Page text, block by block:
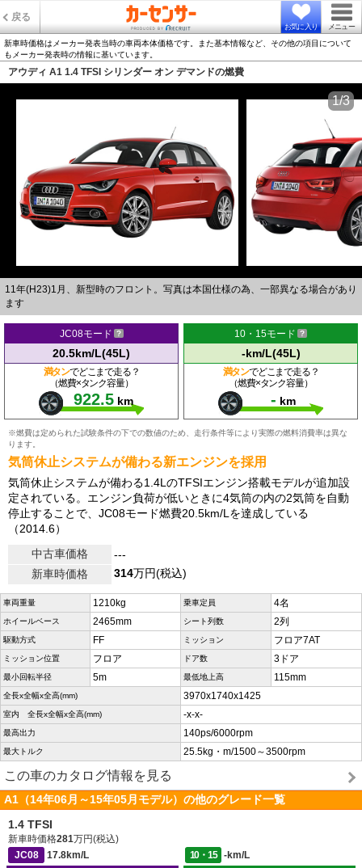
戻る
お気に入り メニュー
新車時価格はメーカー発表当時の車両本体価格です。また基本情報など、その他の項目について
もメーカー発表時の情報に基いています。
アウディ A1 1.4 TFSI シリンダー オン デマンドの燃費
11年(H23)1月、新型時のフロント。写真は本国仕様の為、一部異なる場合があり
ます
1/3
JC08モード
20.5km/L(45L)
満タンでどこまで走る？
（燃費×タンク容量）
922.5 km
10・15モード
-km/L(45L)
満タンでどこまで走る？
（燃費×タンク容量）
- km
※燃費は定められた試験条件の下での数値のため、走行条件等により実際の燃料消費率は異な
ります。
気筒休止システムが備わる新エンジンを採用
気筒休止システムが備わる1.4LのTFSIエンジン搭載モデルが追加設
定されている。エンジン負荷が低いときに4気筒の内の2気筒を自動
停止することで、JC08モード燃費20.5km/Lを達成している
（2014.6）
中古車価格
---
新車時価格
314万円(税込)
車両重量 1210kg 乗車定員 4名
ホイールベース 2465mm シート列数 2列
駆動方式 FF ミッション フロア7AT
ミッション位置 フロア ドア数 3ドア
最小回転半径 5m 最低地上高 115mm
全長x全幅x全高(mm) 3970x1740x1425
室内 全長x全幅x全高(mm) -x-x-
最高出力 140ps/6000rpm
最大トルク 25.5kg・m/1500～3500rpm
この車のカタログ情報を見る
A1（14年06月～15年05月モデル）の他のグレード一覧
1.4 TFSI
新車時価格281万円(税込)
JC08
17.8km/L 10・15
-km/L